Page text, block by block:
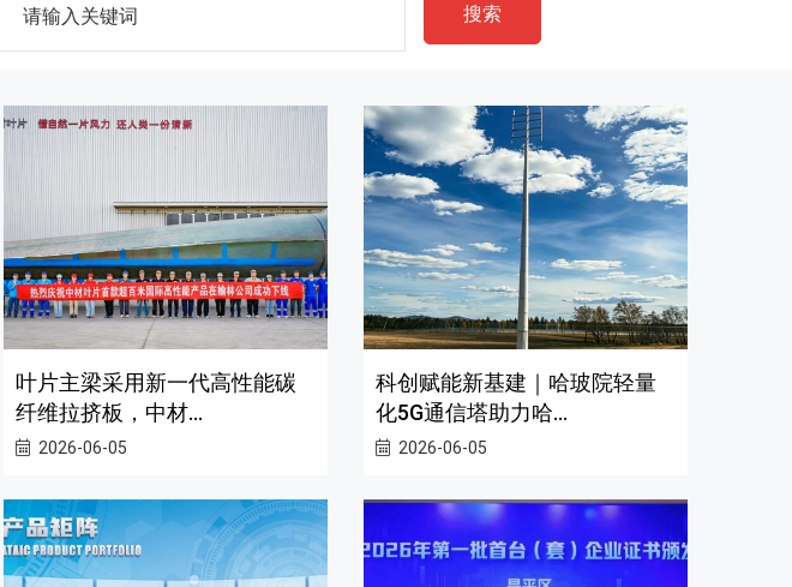
搜索
叶片主梁采用新一代高性能碳
纤维拉挤板，中材...
2026-06-05
科创赋能新基建｜哈玻院轻量
化5G通信塔助力哈...
2026-06-05